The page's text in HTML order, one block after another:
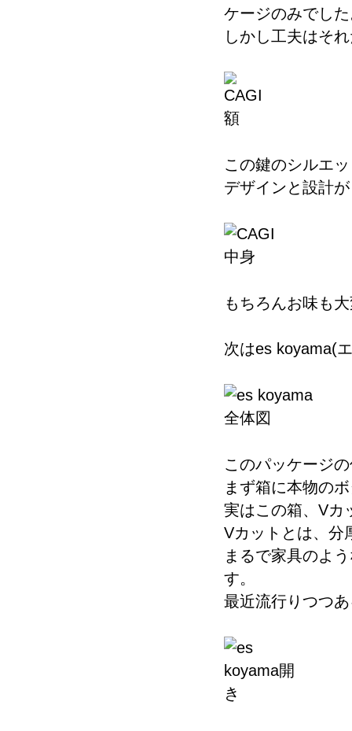
ケージのみでし
しかし工夫はそ
この鍵のシルエ
デザインと設計
もちろんお味も
次はes koyama(
このパッケージ
まず箱に本物の
実はこの箱、Vカ
Vカットとは、分
まるで家具のよ
す。
最近流行りつつ